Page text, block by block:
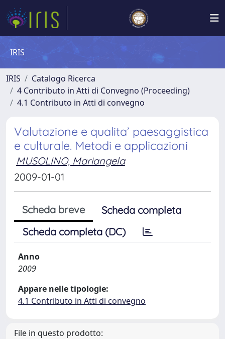
IRIS
IRIS
Catalogo Ricerca
4 Contributo in Atti di Convegno (Proceeding)
4.1 Contributo in Atti di convegno
Valutazione e qualita’ paesaggistica
e culturale. Metodi e applicazioni
MUSOLINO, Mariangela
2009-01-01
Scheda breve
Scheda completa
Scheda completa (DC)
Anno
2009
Appare nelle tipologie:
4.1 Contributo in Atti di convegno
File in questo prodotto: